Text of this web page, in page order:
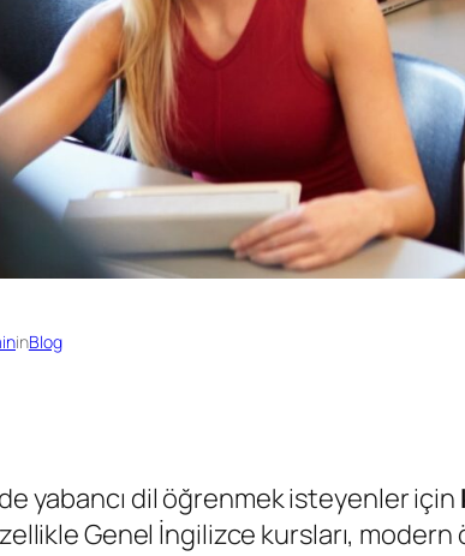
inBlog
yabancı dil öğrenmek isteyenler için
Genel İngilizce kursları,